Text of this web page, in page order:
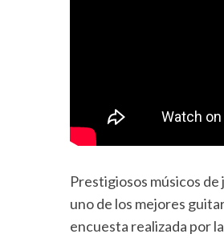
Prestigiosos músicos
uno de los mejores
encuesta realizada por